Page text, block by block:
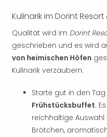
Kulinarik im Dorint
Qualität wird im Dorint
geschrieben und es wird
von heimischen Höfen
Kulinarik verzaubern:
Starte gut in den
Frühstücksbuffet.
reichhaltige
Brötchen,